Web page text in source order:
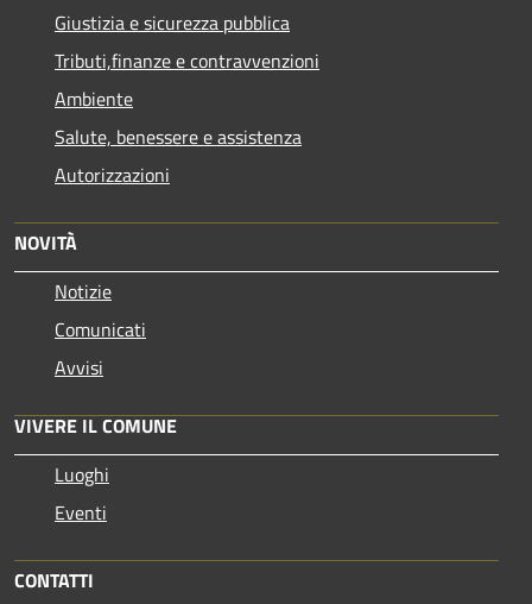
Giustizia e sicurezza pubblica
Tributi,finanze e contravvenzioni
Ambiente
Salute, benessere e assistenza
Autorizzazioni
NOVITÀ
Notizie
Comunicati
Avvisi
VIVERE IL COMUNE
Luoghi
Eventi
CONTATTI